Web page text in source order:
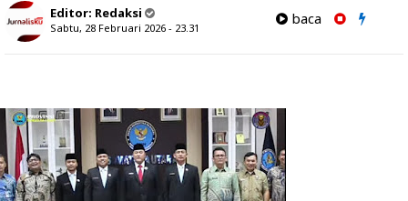
Editor: Redaksi
Sabtu, 28 Februari 2026 - 23.31
baca